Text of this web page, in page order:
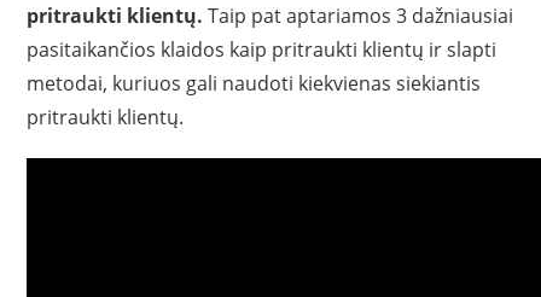
pritraukti klientų.Taip pat aptariamos 3 dažniausiai
pasitaikančios klaidos kaip pritraukti klientų ir slapti
metodai, kuriuos gali naudoti kiekvienas siekiantis
pritraukti klientų.